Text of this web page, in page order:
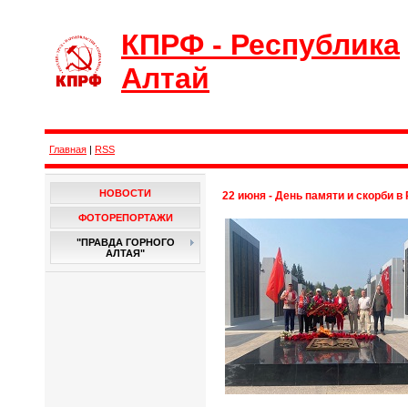
КПРФ - Республика
Алтай
Главная | RSS
НОВОСТИ
ФОТОРЕПОРТАЖИ
"ПРАВДА ГОРНОГО
АЛТАЯ"
22 июня - День памяти и скорби в